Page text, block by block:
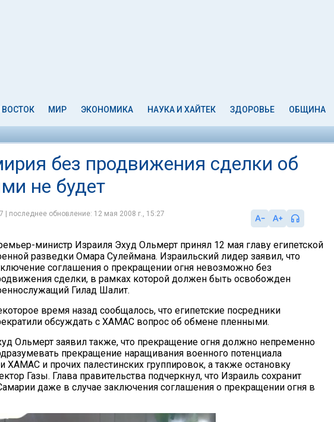
МИР ЭКОНОМИКА НАУКА И ХАЙТЕК ЗДОРОВЬЕ ОБЩИНА
без продвижения сделки об
не будет
| последнее обновление: 12 мая 2008 г., 15:27
министр Израиля Эхуд Ольмерт принял 12 мая главу египетской
разведки Омара Сулеймана. Израильский лидер заявил, что
соглашения о прекращении огня невозможно без
сделки, в рамках которой должен быть освобожден
Гилад Шалит.
время назад сообщалось, что египетские посредники
обсуждать с ХАМАС вопрос об обмене пленными.
Ольмерт заявил также, что прекращение огня должно непременно
прекращение наращивания военного потенциала
ХАМАС и прочих палестинских группировок, а также остановку
Газы. Глава правительства подчеркнул, что Израиль сохранит
даже в случае заключения соглашения о прекращении огня в